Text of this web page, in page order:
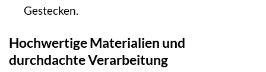
Gestecken.
Hochwertige Materialien und
durchdachte Verarbeitung